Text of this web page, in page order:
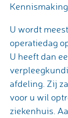
U wordt
operatiedag
U heeft dan
afdeling. Zij
voor u wil
ziekenhuis.